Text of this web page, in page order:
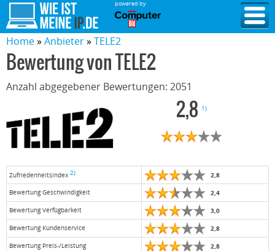
powered by
Home Anbieter TELE2
Bewertung vonTELE2
Anzahl abgegebener Bewertungen: 2051
2,8 1)
Zufriedenheitsindex 2) 2,8
Bewertung Geschwindigkeit 2,4
Bewertung Verfügbarkeit 3,0
Bewertung Kundenservice 2,8
Bewertung Preis-/Leistung 2,8